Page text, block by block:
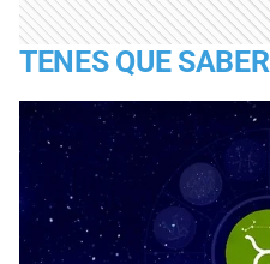
TENES QUE SABER